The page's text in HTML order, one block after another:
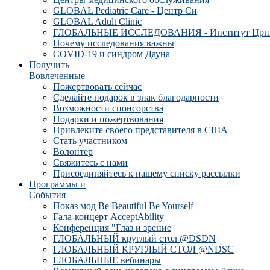
GLOBAL Pediatric Care - Центр Си
GLOBAL Adult Clinic
ГЛОБАЛЬНЫЕ ИССЛЕДОВАНИЯ - Институт
Почему исследования важны
COVID-19 и синдром Дауна
Получить
Вовлеченные
Пожертвовать сейчас
Сделайте подарок в знак благодарности
Возможности спонсорства
Подарки и пожертвования
Привлеките своего представителя в США
Стать участником
Волонтер
Свяжитесь с нами
Присоединяйтесь к нашему списку рассылки
Программы и
События
Показ мод Be Beautiful Be Yourself
Гала-концерт AcceptAbility
Конференция "Глаз и зрение
ГЛОБАЛЬНЫЙ круглый стол @DSDN
ГЛОБАЛЬНЫЙ КРУГЛЫЙ СТОЛ @NDSC
ГЛОБАЛЬНЫЕ вебинары